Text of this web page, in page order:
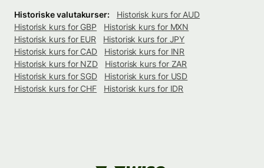
Historiske valutakurser:
Historisk kurs for AUD
Historisk kurs for GBP
Historisk kurs for MXN
Historisk kurs for EUR
Historisk kurs for JPY
Historisk kurs for CAD
Historisk kurs for INR
Historisk kurs for NZD
Historisk kurs for ZAR
Historisk kurs for SGD
Historisk kurs for USD
Historisk kurs for CHF
Historisk kurs for IDR